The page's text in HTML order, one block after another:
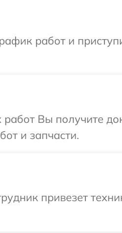
работ и
работ Вы получите
и запчасти.
привезет